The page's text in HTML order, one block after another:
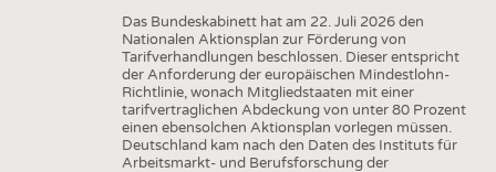
Das Bundeskabinett hat am 22. Juli 2026 den
Nationalen Aktionsplan zur Förderung von
Tarifverhandlungen beschlossen. Dieser entspricht
der Anforderung der europäischen Mindestlohn-
Richtlinie, wonach Mitgliedstaaten mit einer
tarifvertraglichen Abdeckung von unter 80 Prozent
einen ebensolchen Aktionsplan vorlegen müssen.
Deutschland kam nach den Daten des Instituts für
Arbeitsmarkt- und Berufsforschung der